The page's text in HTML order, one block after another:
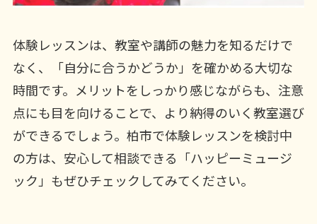
体験レッスンは、教室や講師の魅力を知るだけで
なく、「自分に合うかどうか」を確かめる大切な
時間です。メリットをしっかり感じながらも、注意
点にも目を向けることで、より納得のいく教室選び
ができるでしょう。柏市で体験レッスンを検討中
の方は、安心して相談できる「ハッピーミュージ
ック」もぜひチェックしてみてください。